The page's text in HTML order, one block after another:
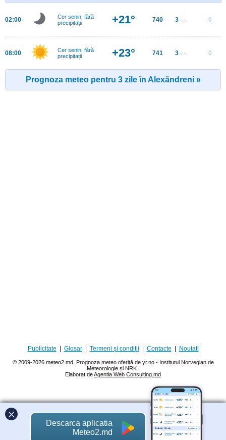
02:00
Cer senin, fără
precipitații
+21° 740 3 m/s 0
08:00
Cer senin, fără
precipitații
+23° 741 3 m/s 0
Prognoza meteo pentru 3 zile în Alexăndreni »
Publicitate Glosar| Termeni și condiții Contacte Noutati
© 2009-2026 meteo2.md. Prognoza meteo oferită de yr.no - Institutul Norvegian de
Meteorologie și NRK
Elaborat deAgentia Web Consulting.md
×
Descarca aplicatia
Meteo2.md